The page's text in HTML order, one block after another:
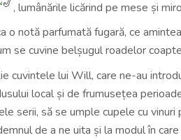
, lumânările licărind pe mese și
o notă parfumată fugară, ce
se cuvine belșugul roadelor
cuvintele lui Will, care ne-au
local și de frumusețea
serii, să se umple cupele cu
de a ne uita și la modul în